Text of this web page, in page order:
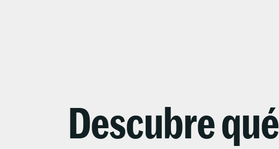
Descubre qué